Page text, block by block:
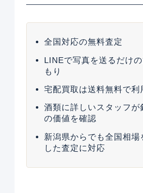
全国対応の無料査定
LINEで写真を送るだけ
もり
宅配買取は送料無料で利
酒類に詳しいスタッフが
の価値を確認
新潟県からでも全国相場
した査定に対応